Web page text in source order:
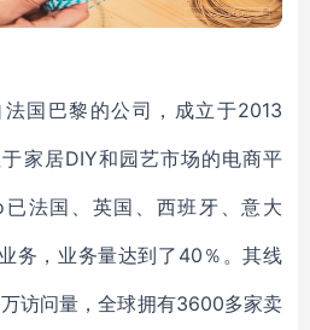
国巴黎的公司，成立于2013
家居DIY和园艺市场的电商平
法国、英国、西班牙、意大
务，业务量达到了40％。其线
访问量，全球拥有3600多家卖